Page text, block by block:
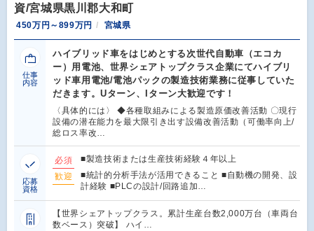
資/宮城県黒川郡大和町
450万円～899万円 宮城県
仕事
内容
ハイブリッド車をはじめとする次世代自動車（エコカ
ー）用電池、世界シェアトップクラス企業にてハイブリ
ッド車用電池/電池パックの製造技術業務に従事していた
だきます。Uターン、Iターン大歓迎です！
〈具体的には〉 ◆各種取組みによる製造原価改善活動 〇現行
設備の潜在能力を最大限引き出す設備改善活動（可働率向上/
総ロス率改…
応募
資格
必須
■製造技術または生産技術経験４年以上
歓迎
■統計的分析手法が活用できること ■自動機の開発、設
計経験 ■PLCの設計/回路追加…
【世界シェアトップクラス。累計生産台数2,000万台（車両台
数ベース）突破】 ハイ…